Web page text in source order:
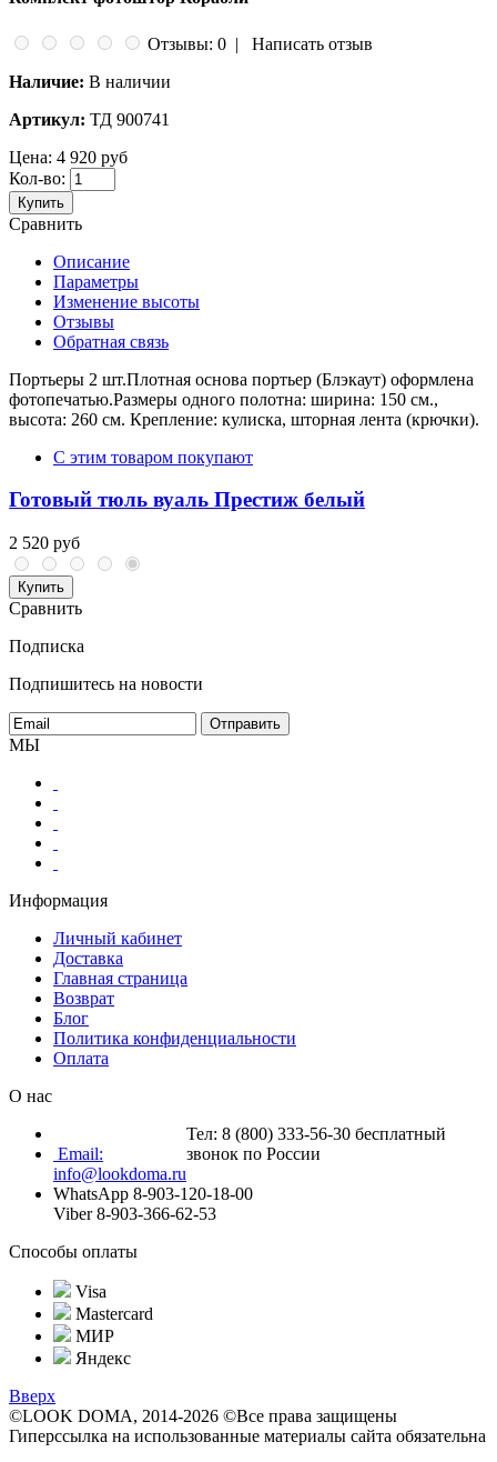
Отзывы: 0 | Написать отзыв
Наличие: В наличии
Артикул: ТД 900741
Цена: 4 920 руб
Кол-во:
Купить
Сравнить
Описание
Параметры
Изменение высоты
Отзывы
Обратная связь
Портьеры 2 шт.Плотная основа портьер (Блэкаут) оформлена
фотопечатью.Размеры одного полотна: ширина: 150 см.,
высота: 260 см. Крепление: кулиска, шторная лента (крючки).
С этим товаром покупают
Готовый тюль вуаль Престиж белый
2 520 руб
Купить
Сравнить
Подписка
Подпишитесь на новости
МЫ
Информация
Личный кабинет
Доставка
Главная страница
Возврат
Блог
Политика конфиденциальности
Оплата
О нас
Тел: 8 (800) 333-56-30 бесплатный
звонок по России
Email:
info@lookdoma.ru
WhatsApp 8-903-120-18-00
Viber 8-903-366-62-53
Способы оплаты
Visa
Mastercard
МИР
Яндекс
Вверх
©LOOK DOMA, 2014-2026 ©Все права защищены
Гиперссылка на использованные материалы сайта обязательна